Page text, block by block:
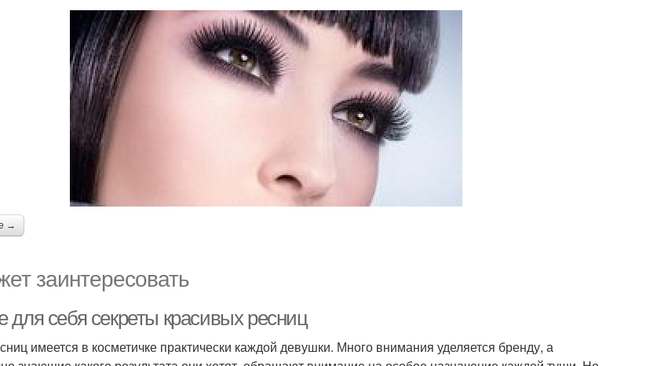
→
заинтересовать
для себя секреты красивых ресниц
имеется в косметичке практически каждой девушки. Много внимания уделяется бренду, а